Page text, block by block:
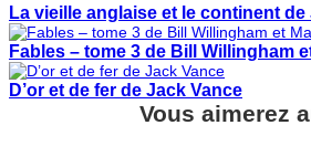
La vieille anglaise et le continent
Fables – tome 3 de Bill Willingham
D’or et de fer de Jack Vance
Vous aimerez